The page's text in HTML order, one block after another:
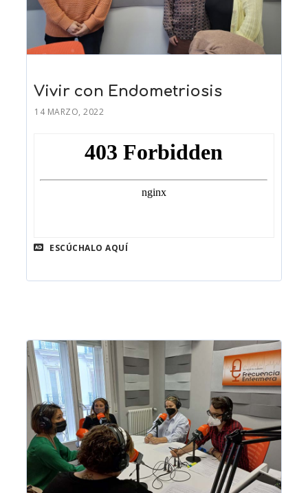
Vivir con Endometriosis
14 MARZO, 2022
ESCÚCHALO AQUÍ